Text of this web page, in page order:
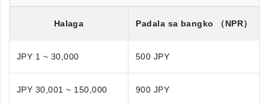
Halaga Padala sa bangko （NPR）
JPY 1 ~ 30,000 500 JPY
JPY 30,001 ~ 150,000 900 JPY